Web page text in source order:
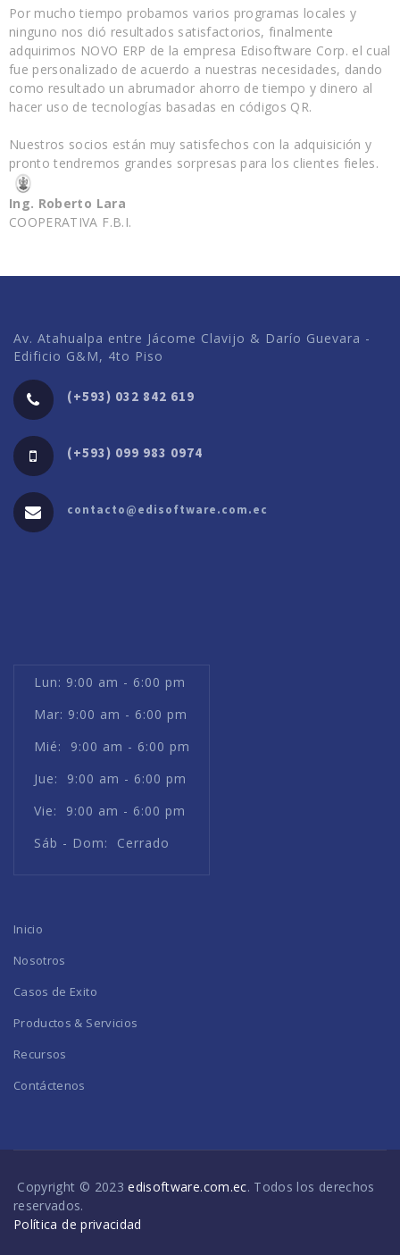
Por mucho tiempo probamos varios programas locales y
ninguno nos dió resultados satisfactorios, finalmente
adquirimos NOVO ERP de la empresa Edisoftware Corp. el cual
fue personalizado de acuerdo a nuestras necesidades, dando
como resultado un abrumador ahorro de tiempo y dinero al
hacer uso de tecnologías basadas en códigos QR.
Nuestros socios están muy satisfechos con la adquisición y
pronto tendremos grandes sorpresas para los clientes fieles.
Ing. Roberto Lara
COOPERATIVA F.B.I.
Av. Atahualpa entre Jácome Clavijo & Darío Guevara -
Edificio G&M, 4to Piso
(+593) 032 842 619
(+593) 099 983 0974
contacto@edisoftware.com.ec
Lun: 9:00 am - 6:00 pm
Mar: 9:00 am - 6:00 pm
Mié: 9:00 am - 6:00 pm
Jue: 9:00 am - 6:00 pm
Vie: 9:00 am - 6:00 pm
Sáb - Dom: Cerrado
Inicio
Nosotros
Casos de Exito
Productos & Servicios
Recursos
Contáctenos
Copyright © 2023edisoftware.com.ec. Todos los derechos
reservados.
Política de privacidad